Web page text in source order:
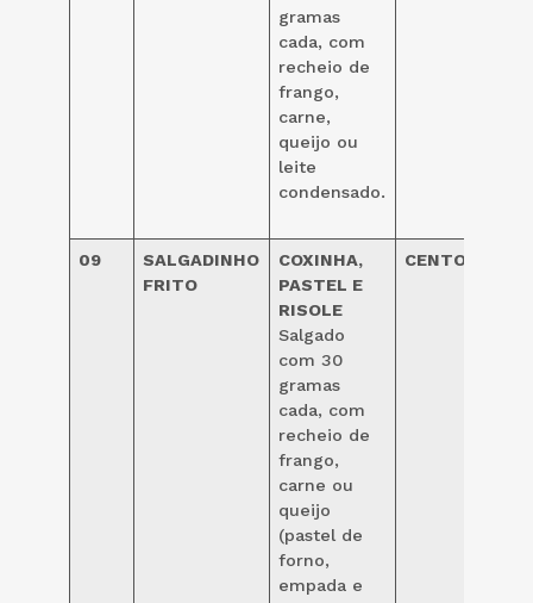
gramas
cada, com
recheio de
frango,
carne,
queijo ou
leite
condensado.
09
SALGADINHO
FRITO
COXINHA,
PASTEL E
RISOLE
Salgado
com 30
gramas
cada, com
recheio de
frango,
carne ou
queijo
(pastel de
forno,
empada e
CENTO